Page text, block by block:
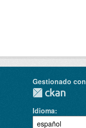
Gestionado con
Idioma